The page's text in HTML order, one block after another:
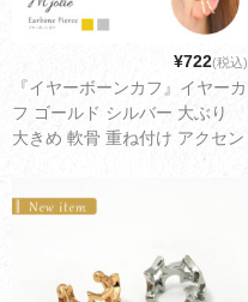
¥722(税込)
『イヤーボーンカフ』イヤーカ
フ ゴールド シルバー 大ぶり
大きめ 軟骨 重ね付け アクセン
ト 男性 女性 シンプル 可愛い
パケット配送3cm